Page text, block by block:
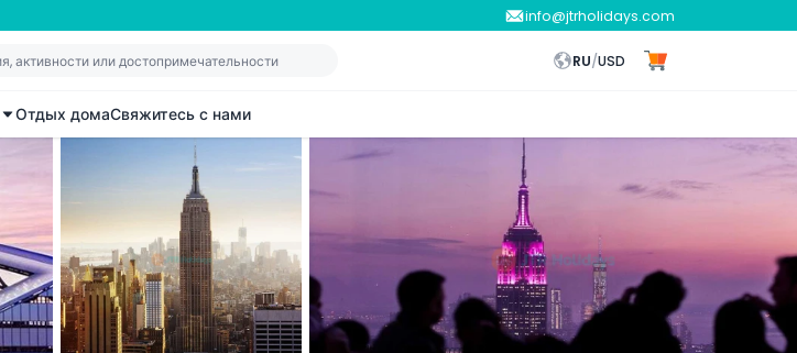
info@jtrholidays.com
RU/USD
Отдых домаСвяжитесь с нами